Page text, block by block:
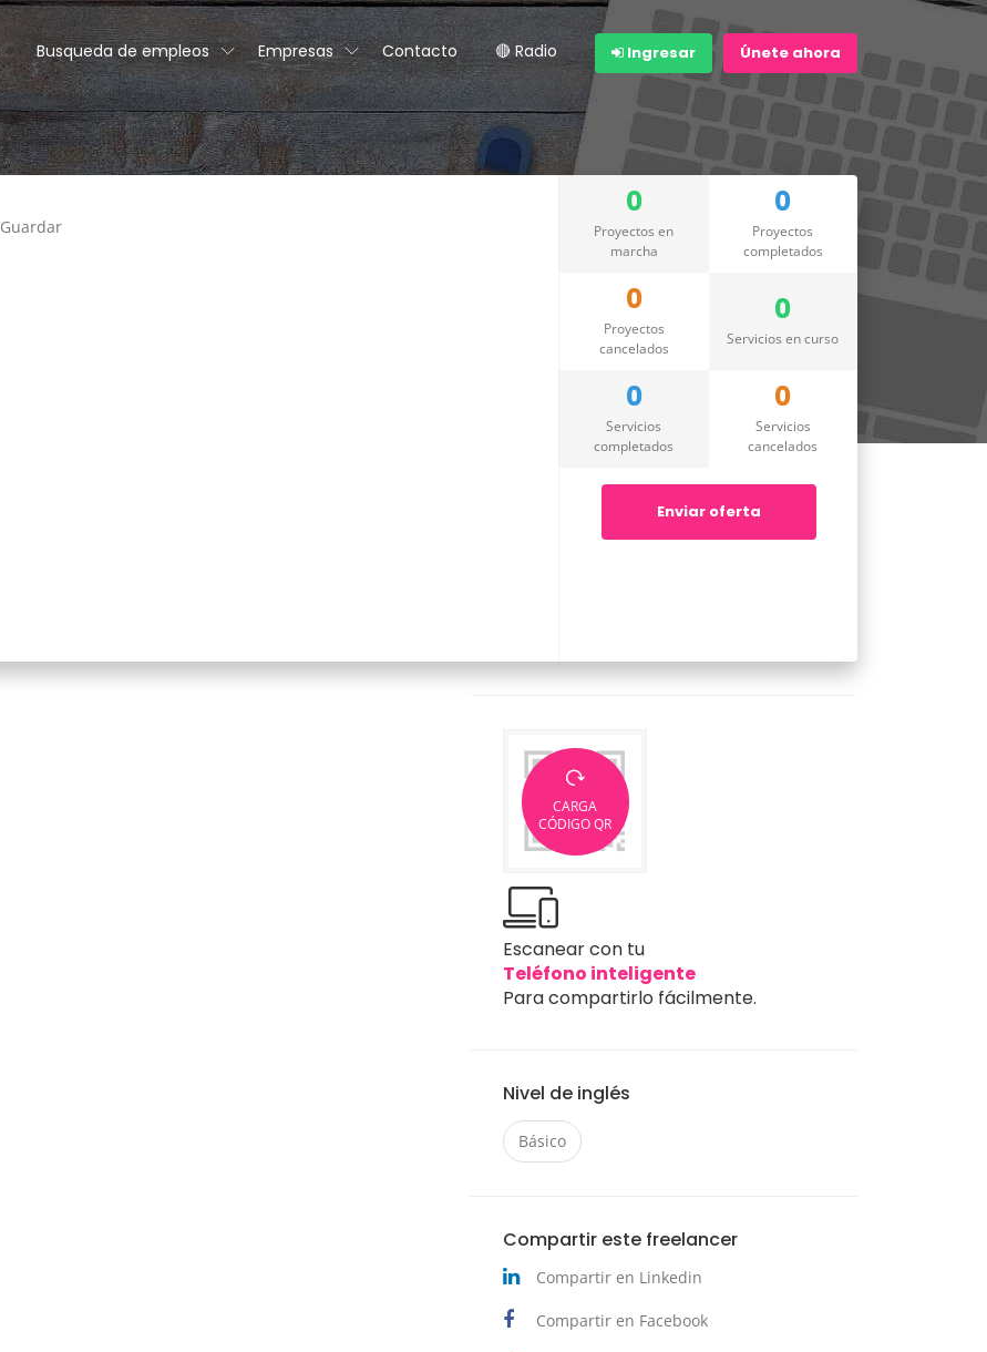
Busqueda de empleos Empresas Contacto 🔴 Radio Ingresar Únete ahora
Guardar
0
Proyectos en
marcha
0
Proyectos
completados
0
Proyectos
cancelados
0
Servicios en curso
0
Servicios
completados
0
Servicios
cancelados
Enviar oferta
CARGA
CÓDIGO QR
Escanear con tu
Teléfono inteligente
Para compartirlo fácilmente.
Nivel de inglés
Básico
Compartir este freelancer
Compartir en Linkedin
Compartir en Facebook